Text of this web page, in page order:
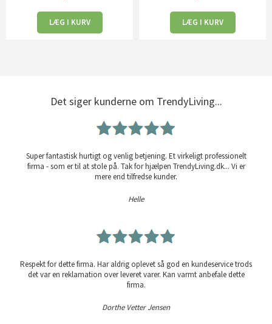
LÆG I KURV LÆG I KURV
Det siger kunderne om TrendyLiving...
Super fantastisk hurtigt og venlig betjening. Et virkeligt professionelt
firma - som er til at stole på. Tak for hjælpen TrendyLiving.dk... Vi er
mere end tilfredse kunder.
Helle
Respekt for dette firma. Har aldrig oplevet så god en kundeservice trods
det var en reklamation over leveret varer. Kan varmt anbefale dette
firma.
Dorthe Vetter Jensen